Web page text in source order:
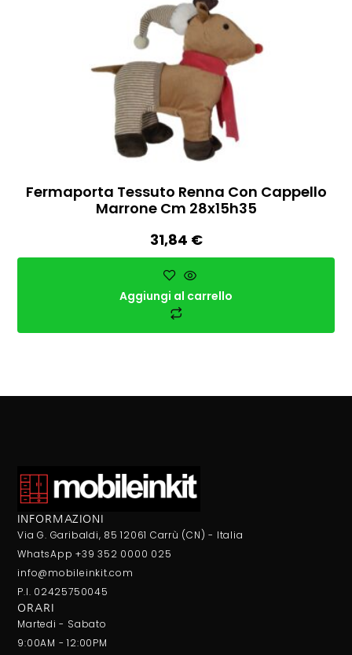
Fermaporta Tessuto Renna Con Cappello
Marrone Cm 28x15h35
31,84 €
Aggiungi al carrello
INFORMAZIONI
Via G. Garibaldi, 85 12061 Carrù (CN) - Italia
WhatsApp +39 352 0000 025
info@mobileinkit.com
P.I. 02425750045
ORARI
Martedi - Sabato
9:00AM - 12:00PM